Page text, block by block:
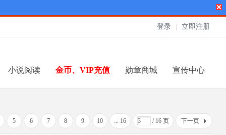
登录 立即注册
小说阅读 金币、VIP充值 勋章商城 宣传中心
5 6 7 8 9 10 ... 16 / 16 页 下一页